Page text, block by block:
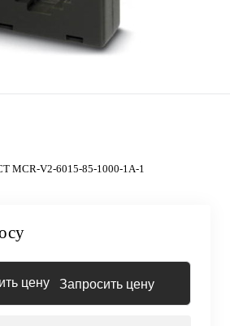
MCR-V2-6015-85-1000-1A-1
Запросить цену